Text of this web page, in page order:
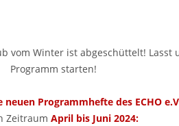
vom Winter ist abgeschüttelt! Lasst
Programm starten!
neuen Programmhefte des ECHO
Zeitraum April bis Juni 2024: